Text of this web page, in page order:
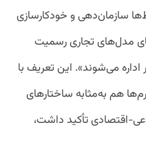
سازمان‌دهی و خودکارسازی
مدل‌های تجاری رسمیت
اداره می‌شوند». این تعریف با
هم به‌مثابه ساختارهای
اقتصادی تأکید داشت،